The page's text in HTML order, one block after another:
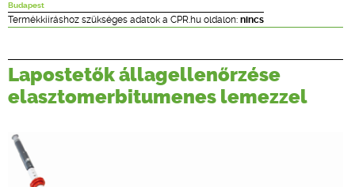
ÉPÍTÉSI JOG
ONLINE KÉPZÉSEK
TERVEZÉSI SEGÉDLETEK
Budapest
Termékkiíráshoz szükséges adatok a CPR.hu oldalon: nincs
Lapostetők állagellenőrzése
elasztomerbitumenes lemezzel